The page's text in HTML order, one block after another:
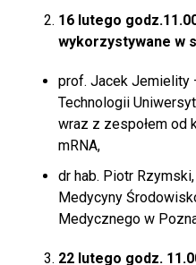
16 lutego
wykorzystywane w
prof. Jacek Jemielity
Technologii
wraz z zespołem od
mRNA,
dr hab. Piotr
Medycyny
Medycznego w
22 lutego godz.